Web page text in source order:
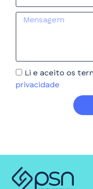
Li e aceito os
privacidade